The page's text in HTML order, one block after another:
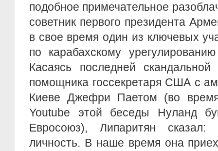
подобное примечательное
советник первого президента
в свое время один из ключевых
по карабахскому
Касаясь последней
помощника госсекретаря США с
Киеве Джефри Паетом (во
Youtube этой беседы Нуланд
Евросоюз), Липаритян
личность. В наше время она